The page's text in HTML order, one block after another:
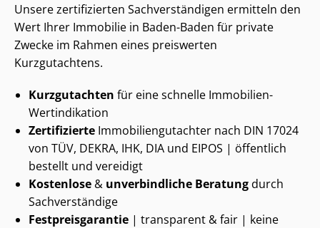
Unsere zertifizierten Sach­ver­stän­di­gen ermitteln den
Wert Ihrer Immobilie in Baden-Baden für private
Zwecke im Rahmen eines preiswerten
Kurzgutachtens.
Kurzgutachten für eine schnelle Immobilien-
Wertindikation
Zertifizierte Im­mo­bi­li­en­gut­ach­ter nach DIN 17024
von TÜV, DEKRA, IHK, DIA und EIPOS | öffentlich
bestellt und vereidigt
Kostenlose & unverbindliche Beratungdurch
Sachverständige
Fest­preis­ga­ran­tie | transparent & fair | keine